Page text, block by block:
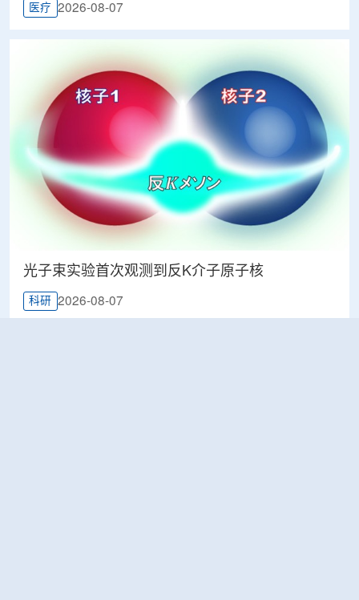
医疗 2026-08-07
光子束实验首次观测到反K介子原子核
科研 2026-08-07